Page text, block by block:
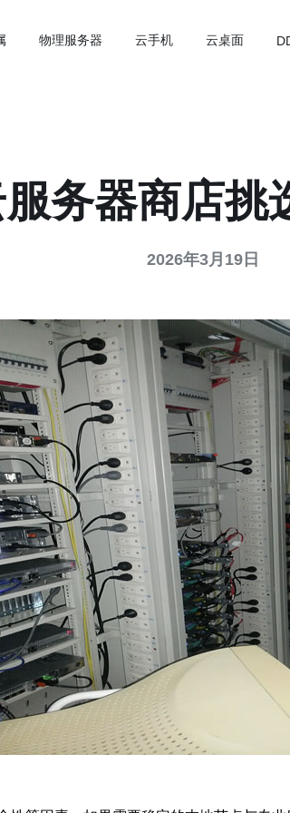
物理服务器 云手机 云桌面
务器商店挑
2026年3月19日